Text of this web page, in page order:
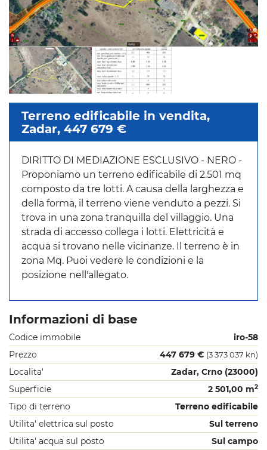
Terreno edificabile in vendita,
Zadar, 447 679 €
DIRITTO DI MEDIAZIONE ESCLUSIVO - NERO -
Proponiamo un terreno edificabile di 2.501 mq
composto da tre lotti. A causa della larghezza e
della forma, il terreno viene venduto a pezzi. Si
trova in una zona tranquilla del villaggio. Una
strada di accesso collega i lotti. Elettricità e
acqua si trovano nelle vicinanze. Il terreno è in
zona Mq. Puoi vedere le condizioni e la
posizione nell'allegato.
Informazioni di base
Codice immobile
iro-58
Prezzo
447 679 € (3 373 037 kn)
Localita'
Zadar, Crno (23000)
Superficie
2 501,00 m2
Tipo di terreno
Terreno edificabile
Utilita' elettrica sul posto
Sul terreno
Utilita' acqua sul posto
Sul campo